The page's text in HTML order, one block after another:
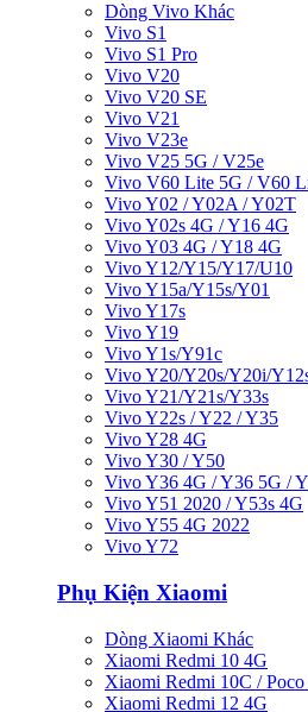
Dòng Vivo Khác
Vivo S1
Vivo S1 Pro
Vivo V20
Vivo V20 SE
Vivo V21
Vivo V23e
Vivo V25 5G / V25e
Vivo V60 Lite 5G / V60
Vivo Y02 / Y02A / Y02T
Vivo Y02s 4G / Y16 4G
Vivo Y03 4G / Y18 4G
Vivo Y12/Y15/Y17/U10
Vivo Y15a/Y15s/Y01
Vivo Y17s
Vivo Y19
Vivo Y1s/Y91c
Vivo Y20/Y20s/Y20i/
Vivo Y21/Y21s/Y33s
Vivo Y22s / Y22 / Y35
Vivo Y28 4G
Vivo Y30 / Y50
Vivo Y36 4G / Y36 5G /
Vivo Y51 2020 / Y53s 4G
Vivo Y55 4G 2022
Vivo Y72
Phụ Kiện Xiaomi
Dòng Xiaomi Khác
Xiaomi Redmi 10 4G
Xiaomi Redmi 10C /
Xiaomi Redmi 12 4G